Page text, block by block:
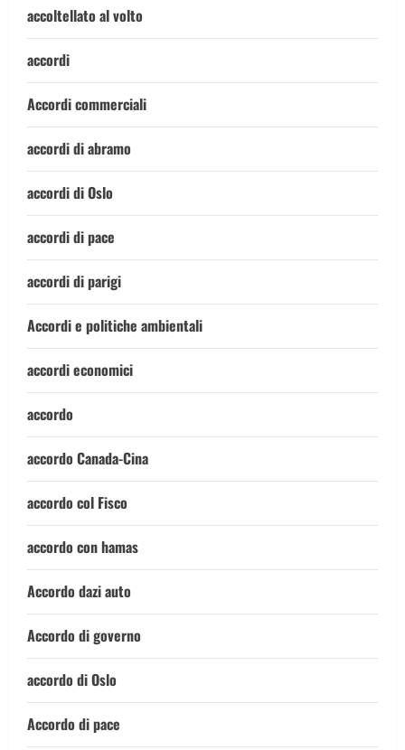
accoltellato al volto
accordi
Accordi commerciali
accordi di abramo
accordi di Oslo
accordi di pace
accordi di parigi
Accordi e politiche ambientali
accordi economici
accordo
accordo Canada-Cina
accordo col Fisco
accordo con hamas
Accordo dazi auto
Accordo di governo
accordo di Oslo
Accordo di pace